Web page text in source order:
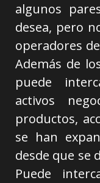
algunos
desea, pero
operadores
Además de
puede
activos
productos,
se han
desde que se
Puede